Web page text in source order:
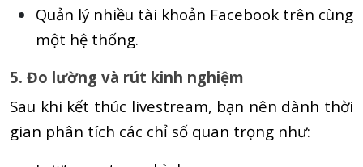
Quản lý nhiều tài khoản Facebook trên cùng
một hệ thống.
5. Đo lường và rút kinh nghiệm
Sau khi kết thúc livestream, bạn nên dành thời
gian phân tích các chỉ số quan trọng như: